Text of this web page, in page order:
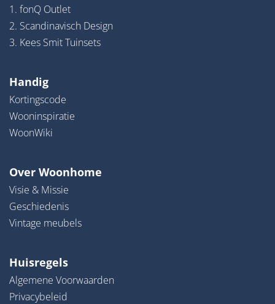
1. fonQ Outlet
2. Scandinavisch Design
3. Kees Smit Tuinsets
Handig
Kortingscode
Wooninspiratie
WoonWiki
Over Woonhome
Visie & Missie
Geschiedenis
Vintage meubels
Huisregels
Algemene Voorwaarden
Privacybeleid